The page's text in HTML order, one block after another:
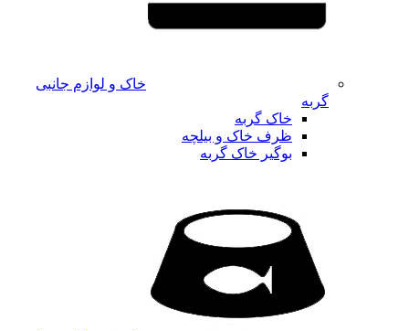
خاک و لوازم جانبی
گربه
خاک گربه
ظرف خاک و بیلچه
بوگیر خاک گربه